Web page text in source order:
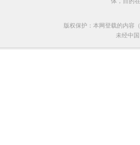
版权保护：本网登载的内容
未经中